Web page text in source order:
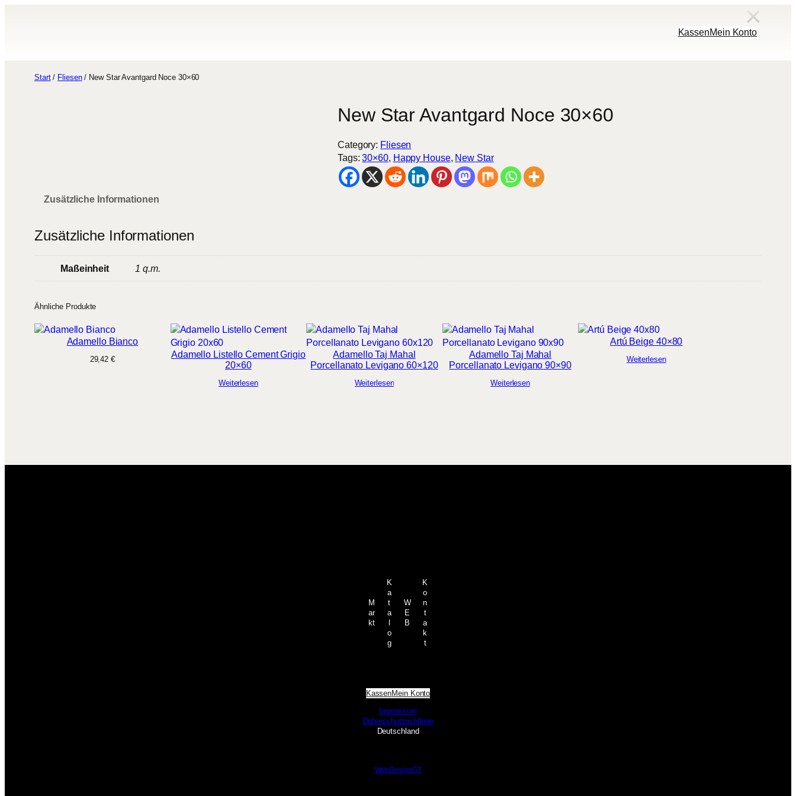
KassenMein Konto
Start/ Fliesen/ New Star Avantgard Noce 30×60
New Star Avantgard Noce 30×60
Category: Fliesen
Tags:30×60, Happy House, New Star
Zusätzliche Informationen
Zusätzliche Informationen
Maßeinheit 1 q.m.
Ähnliche Produkte
Adamello Bianco
29,42€
Adamello Listello Cement Grigio
20×60
Weiterlesen
Adamello Taj Mahal
Porcellanato Levigano 60×120
Weiterlesen
Adamello Taj Mahal
Porcellanato Levigano 90×90
Weiterlesen
Artú Beige 40×80
Weiterlesen
M
ar
kt
K
a
t
a
o
g
W
E
B
K
o
n
t
a
k
t
KassenMein Konto
Impressum
Datenschutzrichtlinie
Deutschland
WebDesignGT